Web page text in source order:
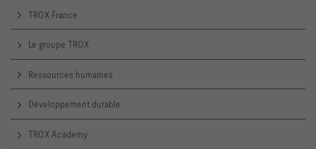
TROX France
Le groupe TROX
Ressources humaines
Développement durable
TROX Academy